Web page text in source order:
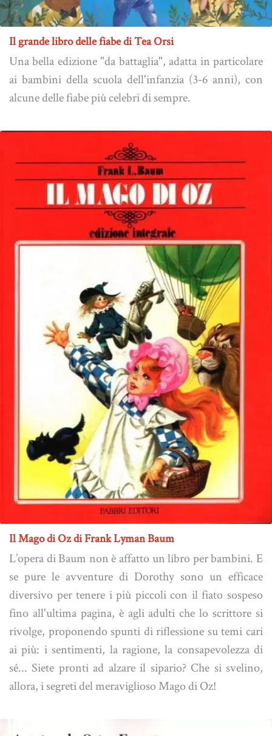
Il grande libro delle fiabe di Tea Orsi
Una bella edizione "da battaglia", adatta in particolare
ai bambini della scuola dell'infanzia (3-6 anni), con
alcune delle fiabe più celebri di sempre.
Il Mago di Oz di Frank Lyman Baum
L’opera di Baum non è affatto un libro per bambini. E
se pure le avventure di Dorothy sono un efficace
diversivo per tenere i più piccoli con il fiato sospeso
fino all'ultima pagina, è agli adulti che lo scrittore si
rivolge, proponendo spunti di riflessione su temi cari
ai più: i sentimenti, la ragione, la consapevolezza di
sé... Siete pronti ad alzare il sipario? Che si svelino,
allora, i segreti del meraviglioso Mago di Oz!